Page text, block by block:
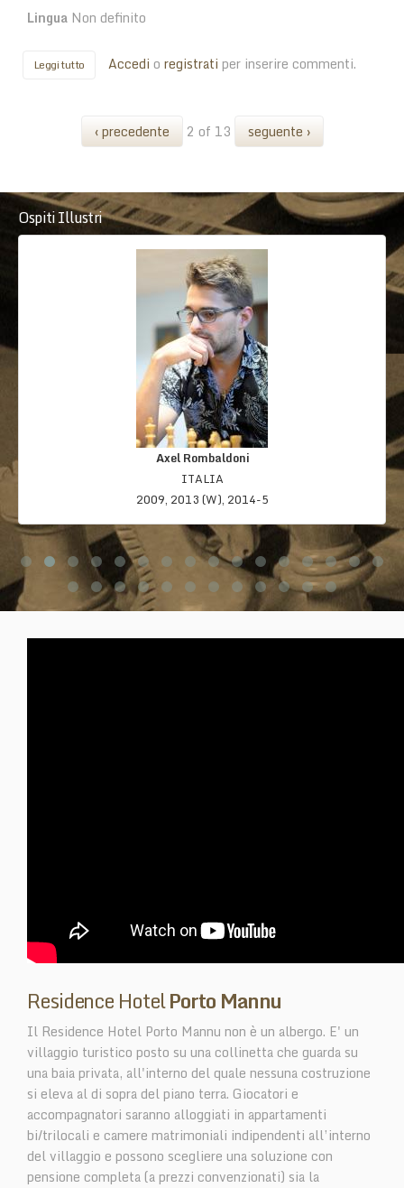
Lingua Non definito
Leggi tutto su Porto Mannu 2020 - si cambia!
Accedi oregistrati per inserire commenti.
‹ precedente 2 of 13 seguente ›
Ospiti Illustri
Axel Rombaldoni
ITALIA
2009, 2013 (W), 2014-5
Residence HotelPorto Mannu
Il Residence Hotel Porto Mannu non è un albergo. E' un
villaggio turistico posto su una collinetta che guarda su
una baia privata, all'interno del quale nessuna costruzione
si eleva al di sopra del piano terra. Giocatori e
accompagnatori saranno alloggiati in appartamenti
bi/trilocali e camere matrimoniali indipendenti all’interno
del villaggio e possono scegliere una soluzione con
pensione completa (a prezzi convenzionati) sia la